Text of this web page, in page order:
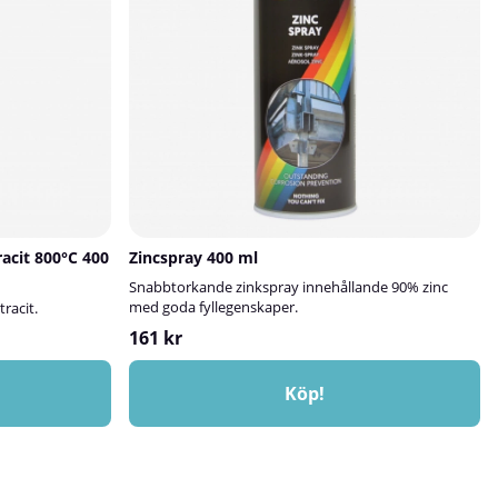
skydd
ålder och
mer om hur
800°C 400
Zincspray 400 ml
Snabbtorkande zinkspray innehållande 90% zinc
med goda fyllegenskaper.
161 kr
Köp!